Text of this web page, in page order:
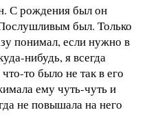
С рождения был он
был. Только
понимал, если нужно в
нибудь, я всегда
то было не так в его
ему чуть-чуть и
не повышала на него